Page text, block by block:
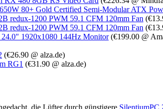
80+ Gold Certified Semi-Modular ATX
redux-1200 PWM 59.1 CFM 120mm Fan
redux-1200 PWM 59.1 CFM 120mm Fan
1920x1080 144Hz Monitor(€199.00 @
(€26.90 @ alza.de)
RG1 (€31.90 @ alza.de)
die Lüfter durch günstigere SilentiumPC